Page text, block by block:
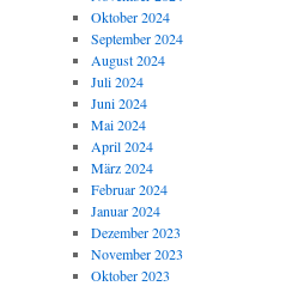
Oktober 2024
September 2024
August 2024
Juli 2024
Juni 2024
Mai 2024
April 2024
März 2024
Februar 2024
Januar 2024
Dezember 2023
November 2023
Oktober 2023